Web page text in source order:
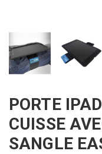
PORTE
CUISSE
SANGLE